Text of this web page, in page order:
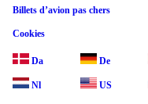
Billets d’avion pas chers
Cookies
Da De
Nl US